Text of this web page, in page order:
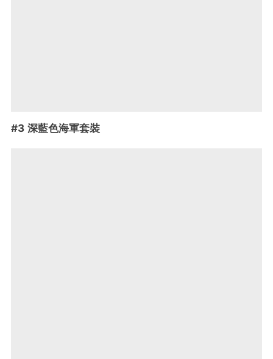
#3 深藍色海軍套裝